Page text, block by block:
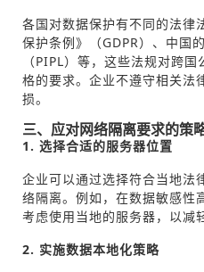
各国对数据保护有不同的法律
保护条例》（GDPR）、中国
（PIPL）等，这些法规对跨
格的要求。企业不遵守相关法
损。
三、应对网络隔离要求的策
1. 选择合适的服务器位置
企业可以通过选择符合当地法
络隔离。例如，在数据敏感性
考虑使用当地的服务器，以减
2. 实施数据本地化策略